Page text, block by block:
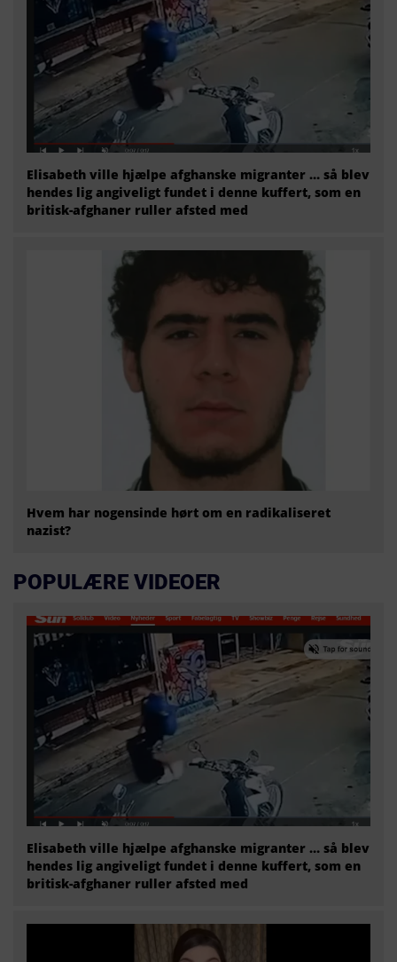
Elisabeth ville hjælpe afghanske migranter … så blev
hendes lig angiveligt fundet i denne kuffert, som en
britisk-afghaner ruller afsted med
Hvem har nogensinde hørt om en radikaliseret
nazist?
POPULÆRE VIDEOER
Elisabeth ville hjælpe afghanske migranter … så blev
hendes lig angiveligt fundet i denne kuffert, som en
britisk-afghaner ruller afsted med